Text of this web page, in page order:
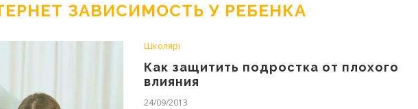
ЗАВИСИМОСТЬ У РЕБЕНКА
Школярі
Как защитить подростка от плохого
влияния
24/09/2013